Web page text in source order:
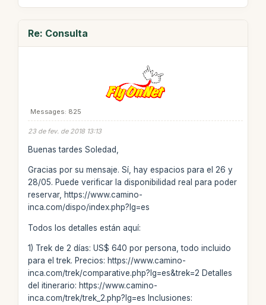
Re: Consulta
Messages: 825
23 de fev. de 2018 13:13
Buenas tardes Soledad,
Gracias por su mensaje. Sí, hay espacios para el 26 y
28/05. Puede verificar la disponibilidad real para poder
reservar, https://www.camino-
inca.com/dispo/index.php?lg=es
Todos los detalles están aquí:
1) Trek de 2 días: US$ 640 por persona, todo incluido
para el trek. Precios: https://www.camino-
inca.com/trek/comparative.php?lg=es&trek=2 Detalles
del itinerario: https://www.camino-
inca.com/trek/trek_2.php?lg=es Inclusiones: